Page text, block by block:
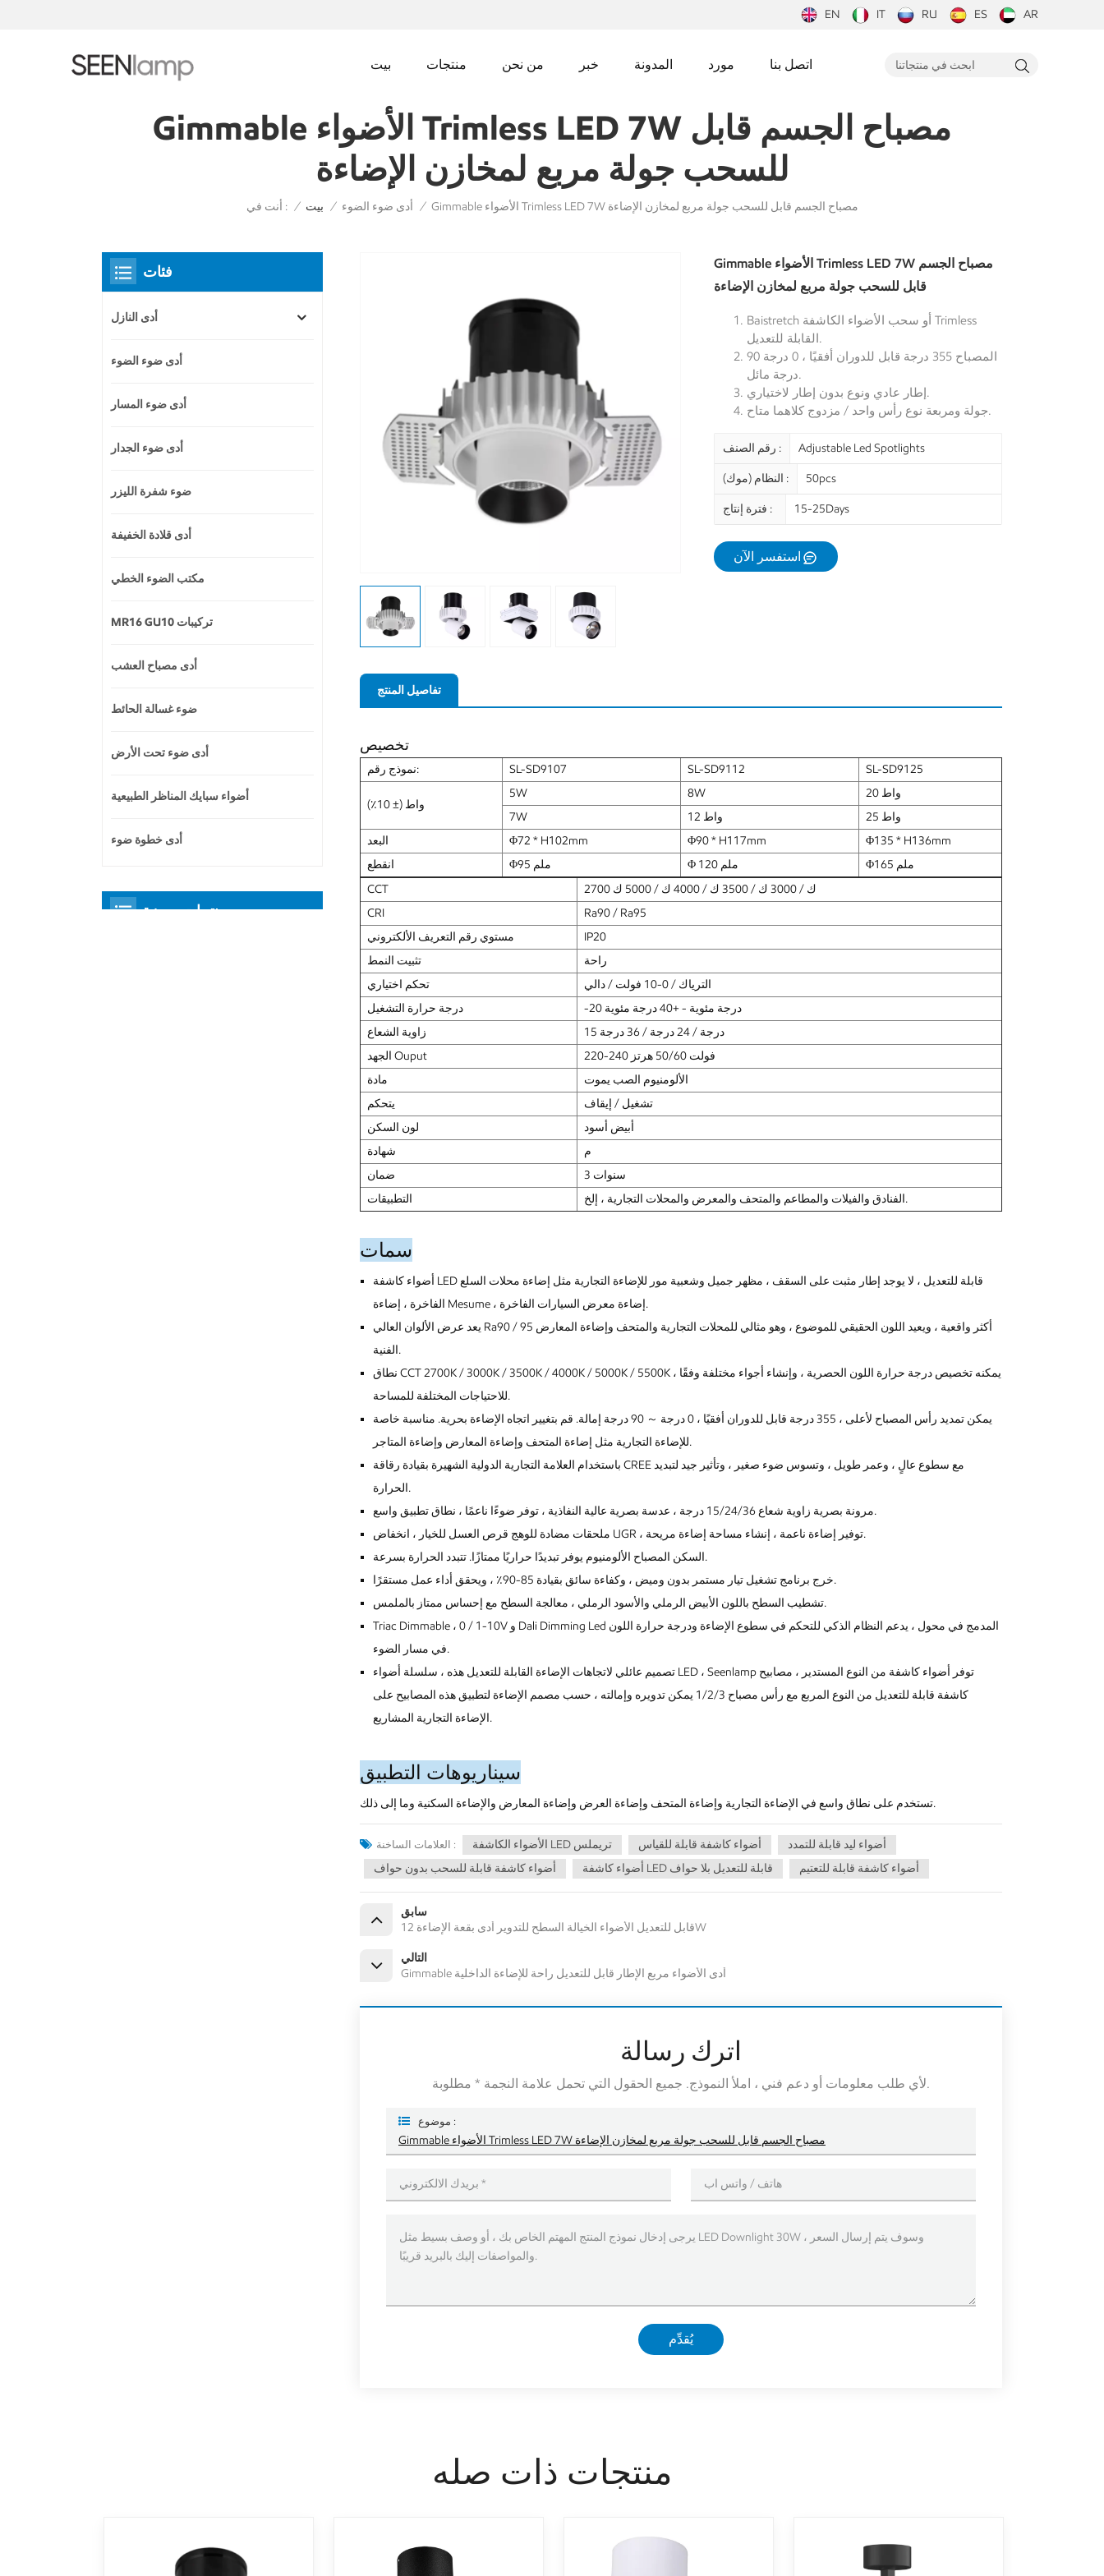
EN IT RU ES AR
بيت منتجات من نحن خبر المدونة مورد اتصل بنا
Gimmable الأضواء Trimless LED 7W مصباح الجسم قابل
للسحب جولة مربع لمخازن الإضاءة
أنت في : / بيت / أدى ضوء الضوء / Gimmable الأضواء Trimless LED 7W مصباح الجسم قابل للسحب جولة مربع لمخازن الإضاءة
Gimmable الأضواء Trimless LED 7W مصباح الجسم
قابل للسحب جولة مربع لمخازن الإضاءة
Baistretch أو سحب الأضواء الكاشفة Trimless
القابلة للتعديل.
المصباح 355 درجة قابل للدوران أفقيًا ، 0 درجة 90
درجة مائل.
إطار عادي ونوع بدون إطار لاختياري.
جولة ومربعة نوع رأس واحد / مزدوج كلاهما متاح.
رقم الصنف : Adjustable Led Spotlights
النظام (موك) : 50pcs
فترة إنتاج : 15-25Days
استفسر الآن
تفاصيل المنتج
تخصيص
نموذج رقم: SL-SD9107 SL-SD9112 SL-SD9125
واط (± 10٪)
5W 8W
20 واط
7W
12 واط
25 واط
البعد
Φ72 * H102mm Φ90 * H117mm
Φ135 * H136mm
انقطع
Φ95 ملم Φ 120 ملم
Φ165 ملم
CCT
2700 ك / 3000 ك / 3500 ك / 4000 ك / 5000 ك
CRI
Ra90 / Ra95
مستوي رقم التعريف الألكتروني
IP20
تثبيت النمط
راحة
تحكم اختياري
الترياك / 0-10 فولت / دالي
درجة حرارة التشغيل
-20 درجة مئوية - +40 درجة مئوية
زاوية الشعاع
15 درجة / 24 درجة / 36 درجة
الجهد Ouput
220-240 فولت 50/60 هرتز
مادة
الألومنيوم الصب يموت
يتحكم
تشغيل / إيقاف
لون السكن
أبيض أسود
شهادة
م
ضمان
3 سنوات
التطبيقات
الفنادق والفيلات والمطاعم والمتحف والمعرض والمحلات التجارية ، إلخ.
سمات
أضواء كاشفة LED قابلة للتعديل ، لا يوجد إطار مثبت على السقف ، مظهر جميل وشعبية مور للإضاءة التجارية مثل إضاءة محلات السلع
الفاخرة ، إضاءة Mesume ، إضاءة معرض السيارات الفاخرة.
يعد عرض الألوان العالي Ra90 / 95 أكثر واقعية ، ويعيد اللون الحقيقي للموضوع ، وهو مثالي للمحلات التجارية والمتحف وإضاءة المعارض
الفنية.
نطاق CCT 2700K / 3000K / 3500K / 4000K / 5000K / 5500K ، يمكنه تخصيص درجة حرارة اللون الحصرية ، وإنشاء أجواء مختلفة وفقًا
للاحتياجات المختلفة للمساحة.
يمكن تمديد رأس المصباح لأعلى ، 355 درجة قابل للدوران أفقيًا ، 0 درجة ～ 90 درجة إمالة. قم بتغيير اتجاه الإضاءة بحرية. مناسبة خاصة
للإضاءة التجارية مثل إضاءة المتحف وإضاءة المعارض وإضاءة المتاجر.
باستخدام العلامة التجارية الدولية الشهيرة بقيادة رقاقة CREE مع سطوع عالٍ ، وعمر طويل ، وتسوس ضوء صغير ، وتأثير جيد لتبديد
الحرارة.
مرونة بصرية زاوية شعاع 15/24/36 درجة ، عدسة بصرية عالية النفاذية ، توفر ضوءًا ناعمًا ، نطاق تطبيق واسع.
ملحقات مضادة للوهج قرص العسل للخيار ، انخفاض UGR ، توفير إضاءة ناعمة ، إنشاء مساحة إضاءة مريحة.
السكن المصباح الألومنيوم يوفر تبديدًا حراريًا ممتازًا. تتبدد الحرارة بسرعة.
خرج برنامج تشغيل تيار مستمر بدون وميض ، وكفاءة سائق بقيادة 85-90٪ ، ويحقق أداء عمل مستقرًا.
تشطيب السطح باللون الأبيض الرملي والأسود الرملي ، معالجة السطح مع إحساس ممتاز بالملمس.
Triac Dimmable ، 0 / 1-10V و Dali Dimming Led المدمج في محول ، يدعم النظام الذكي للتحكم في سطوع الإضاءة ودرجة حرارة اللون
في مسار الضوء.
تصميم عائلي لاتجاهات الإضاءة القابلة للتعديل هذه ، سلسلة أضواء LED ، Seenlamp توفر أضواء كاشفة من النوع المستدير ، مصابيح
كاشفة قابلة للتعديل من النوع المربع مع رأس مصباح 1/2/3 يمكن تدويره وإمالته ، حسب مصمم الإضاءة لتطبيق هذه المصابيح على
الإضاءة التجارية المشاريع.
سيناريوهات التطبيق
تستخدم على نطاق واسع في الإضاءة التجارية وإضاءة المتحف وإضاءة العرض وإضاءة المعارض والإضاءة السكنية وما إلى ذلك.
العلامات الساخنة : الأضواء الكاشفة LED تريملس أضواء كاشفة قابلة للقياس
أضواء ليد قابلة للتمدد
أضواء كاشفة قابلة للسحب بدون حواف
أضواء كاشفة LED قابلة للتعديل بلا حواف أضواء كاشفة قابلة للتعتيم
سابق
قابل للتعديل الأضواء الخيالة السطح للتدوير أدى بقعة الإضاءة 12W
التالي
Gimmable أدى الأضواء مربع الإطار قابل للتعديل راحة للإضاءة الداخلية
اترك رسالة
لأي طلب معلومات أو دعم فني ، املأ النموذج. جميع الحقول التي تحمل علامة النجمة * مطلوبة.
موضوع :
Gimmable الأضواء Trimless LED 7W مصباح الجسم قابل للسحب جولة مربع لمخازن الإضاءة
يُقدِّم
فئات
أدى النازل
أدى ضوء الضوء
أدى ضوء المسار
أدى ضوء الجدار
ضوء شفرة الليزر
أدى قلادة الخفيفة
مكتب الضوء الخطي
MR16 GU10 تركيبات
أدى مصباح العشب
ضوء غسالة الحائط
أدى ضوء تحت الأرض
أضواء سبايك المناظر الطبيعية
أدى خطوة ضوء
منتجات مميزة
منتجات ذات صله